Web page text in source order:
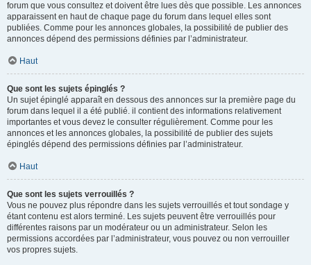
forum que vous consultez et doivent être lues dès que possible. Les annonces
apparaissent en haut de chaque page du forum dans lequel elles sont
publiées. Comme pour les annonces globales, la possibilité de publier des
annonces dépend des permissions définies par l’administrateur.
Haut
Que sont les sujets épinglés ?
Un sujet épinglé apparaît en dessous des annonces sur la première page du
forum dans lequel il a été publié. il contient des informations relativement
importantes et vous devez le consulter régulièrement. Comme pour les
annonces et les annonces globales, la possibilité de publier des sujets
épinglés dépend des permissions définies par l’administrateur.
Haut
Que sont les sujets verrouillés ?
Vous ne pouvez plus répondre dans les sujets verrouillés et tout sondage y
étant contenu est alors terminé. Les sujets peuvent être verrouillés pour
différentes raisons par un modérateur ou un administrateur. Selon les
permissions accordées par l’administrateur, vous pouvez ou non verrouiller
vos propres sujets.